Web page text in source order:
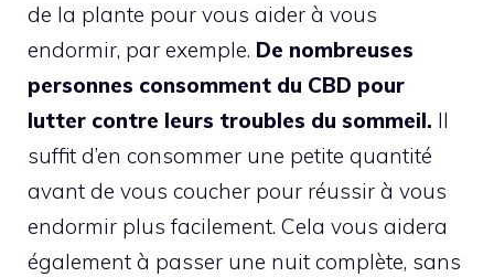
de la plante pour vous aider à vous
endormir, par exemple. De nombreuses
personnes consomment du CBD pour
lutter contre leurs troubles du sommeil. Il
suffit d’en consommer une petite quantité
avant de vous coucher pour réussir à vous
endormir plus facilement. Cela vous aidera
également à passer une nuit complète, sans